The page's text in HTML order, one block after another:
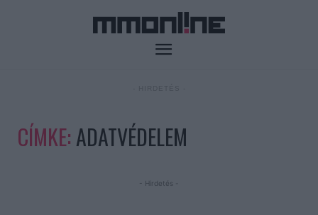
CÍMKE: ADATVÉDELEM
- Hirdetés -